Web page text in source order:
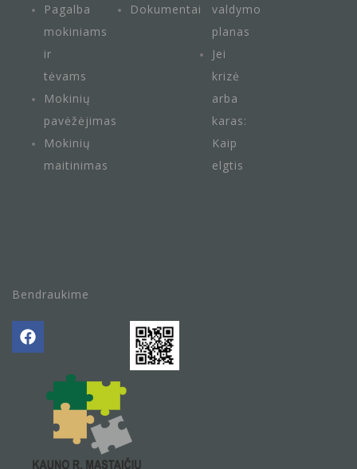
Pagalba
mokiniams
ir
tėvams
Mokinių
pavėžėjimas
Mokinių
maitinimas
Dokumentai
valdymo
planas
Jei
krizė
arba
karas:
Kaip
elgtis
Bendraukime